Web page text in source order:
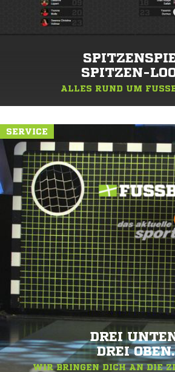
SPITZEN-
ALLES RUND UM
SERVICE
DREI
DREI OBEN.
WIR BRINGEN DICH AN DIE